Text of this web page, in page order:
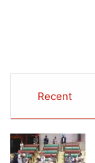
Recent